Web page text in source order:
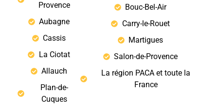
Provence
Aubagne
Cassis
La Ciotat
Allauch
Plan-de-
Cuques
Bouc-Bel-Air
Carry-le-Rouet
Martigues
Salon-de-Provence
La région PACA et toute la
France